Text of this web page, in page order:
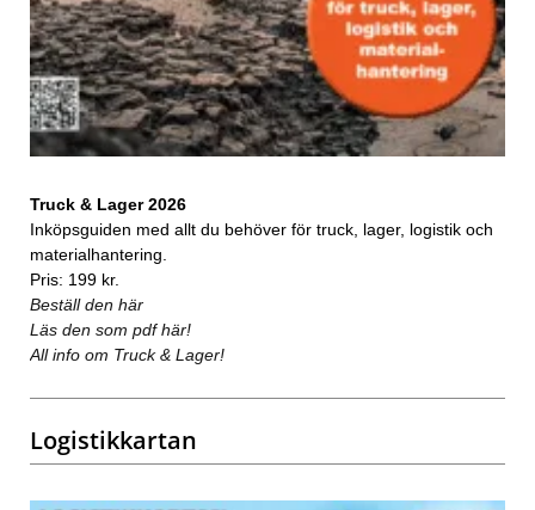
Truck & Lager 2026
Inköpsguiden med allt du behöver för truck, lager, logistik och
materialhantering.
Pris: 199 kr.
Beställ den här
Läs den som pdf här!
All info om Truck & Lager!
Logistikkartan